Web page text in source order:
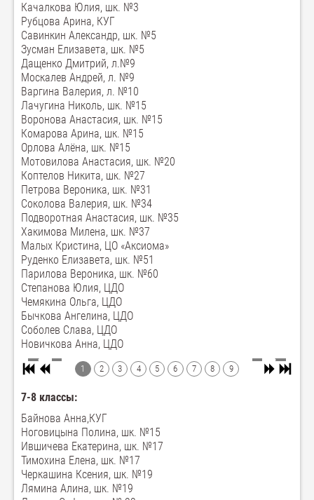
Качалкова Юлия, шк. №3
Рубцова Арина, КУГ
Савинкин Александр, шк. №5
Зусман Елизавета, шк. №5
Дащенко Дмитрий, л.№9
Москалев Андрей, л. №9
Варгина Валерия, л. №10
Лачугина Николь, шк. №15
Воронова Анастасия, шк. №15
Комарова Арина, шк. №15
Орлова Алёна, шк. №15
Мотовилова Анастасия, шк. №20
Коптелов Никита, шк. №27
Петрова Вероника, шк. №31
Соколова Валерия, шк. №34
Подворотная Анастасия, шк. №35
Хакимова Милена, шк. №37
Малых Кристина, ЦО «Аксиома»
Руденко Елизавета, шк. №51
Парилова Вероника, шк. №60
Степанова Юлия, ЦДО
Чемякина Ольга, ЦДО
Бычкова Ангелина, ЦДО
Соболев Слава, ЦДО
Новичкова Анна, ЦДО
1 2 3 4 5 6 7 8 9
7-8 классы:
Байнова Анна,КУГ
Ноговицына Полина, шк. №15
Ившичева Екатерина, шк. №17
Тимохина Елена, шк. №17
Черкашина Ксения, шк. №19
Лямина Алина, шк. №19